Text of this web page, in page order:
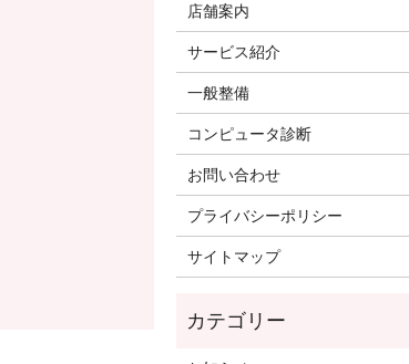
店舗案内
サービス紹介
一般整備
コンピュータ診断
お問い合わせ
プライバシーポリシー
サイトマップ